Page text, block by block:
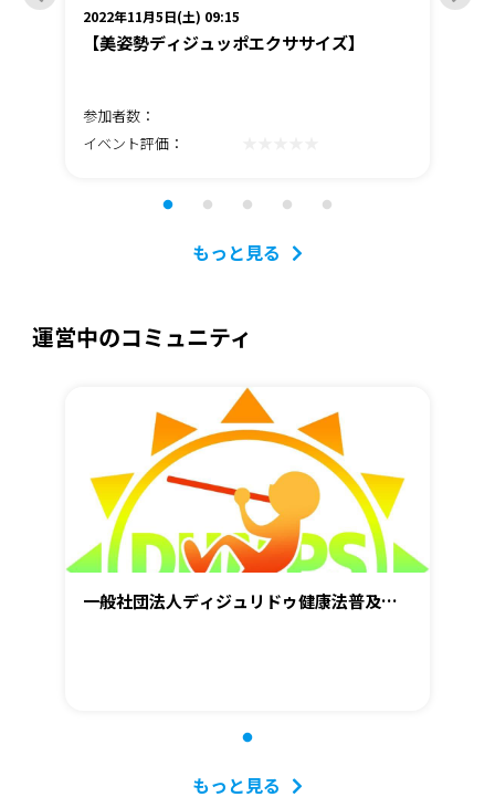
2022年11月5日(土) 09:15
【美姿勢ディジュッポエクササイズ】
参加者数：
イベント評価：
もっと見る
運営中のコミュニティ
一般社団法人ディジュリドゥ健康法普及協
もっと見る